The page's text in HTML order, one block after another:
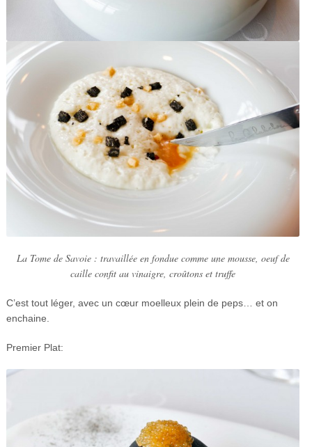
La Tome de Savoie : travaillée en fondue comme une mousse, oeuf de
caille confit au vinaigre, croûtons et truffe
C’est tout léger, avec un cœur moelleux plein de peps… et on
enchaine.
Premier Plat: